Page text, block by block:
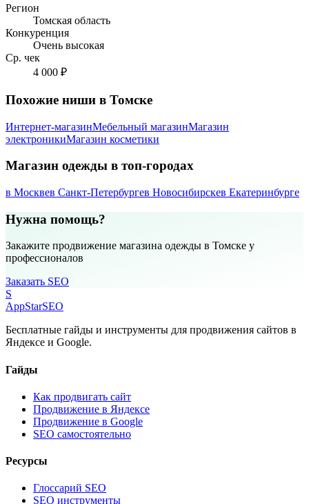
Регион
Томская область
Конкуренция
Очень высокая
Ср. чек
4 000 ₽
Похожие ниши в Томске
Интернет-магазинМебельный магазинМагазин
электроникиМагазин косметики
Магазин одежды в топ-городах
в Москвев Санкт-Петербургев Новосибирскев Екатеринбурге
Нужна помощь?
Закажите продвижение магазина одежды в Томске у
профессионалов
Заказать SEO
S
AppStarSEO
Бесплатные гайды и инструменты для продвижения сайтов в
Яндексе и Google.
Гайды
Как продвигать сайт
Продвижение в Яндексе
Продвижение в Google
SEO самостоятельно
Ресурсы
Глоссарий SEO
SEO инструменты